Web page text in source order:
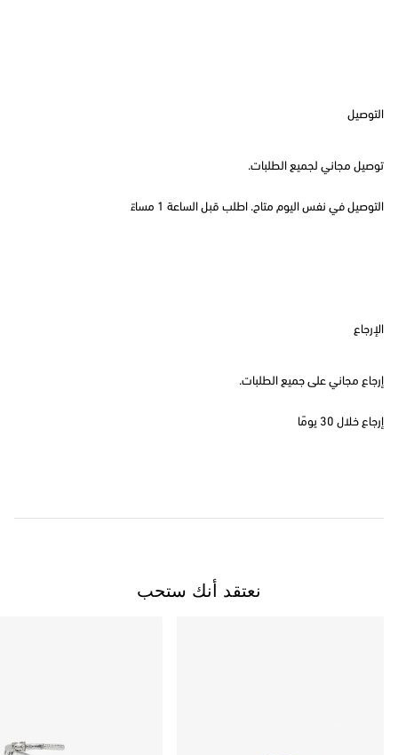
التوصيل
توصيل مجاني لجميع الطلبات.
التوصيل في نفس اليوم متاح. اطلب قبل الساعة 1 مساءً
الإرجاع
إرجاع مجاني على جميع الطلبات.
إرجاع خلال 30 يومًا
نعتقد أنك ستحب